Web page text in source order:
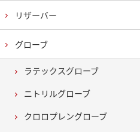
リザーバー
グローブ
ラテックスグローブ
ニトリルグローブ
クロロプレングローブ